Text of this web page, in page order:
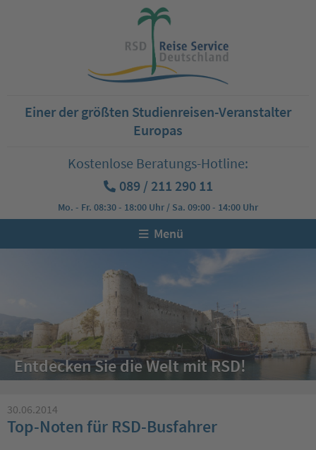
Einer der größten Studienreisen-Veranstalter
Europas
Kostenlose Beratungs-Hotline:
089 / 211 290 11
Mo. - Fr. 08:30 - 18:00 Uhr / Sa. 09:00 - 14:00 Uhr
Menü
Entdecken Sie die Welt mit RSD!
30.06.2014
Top-Noten für RSD-Busfahrer